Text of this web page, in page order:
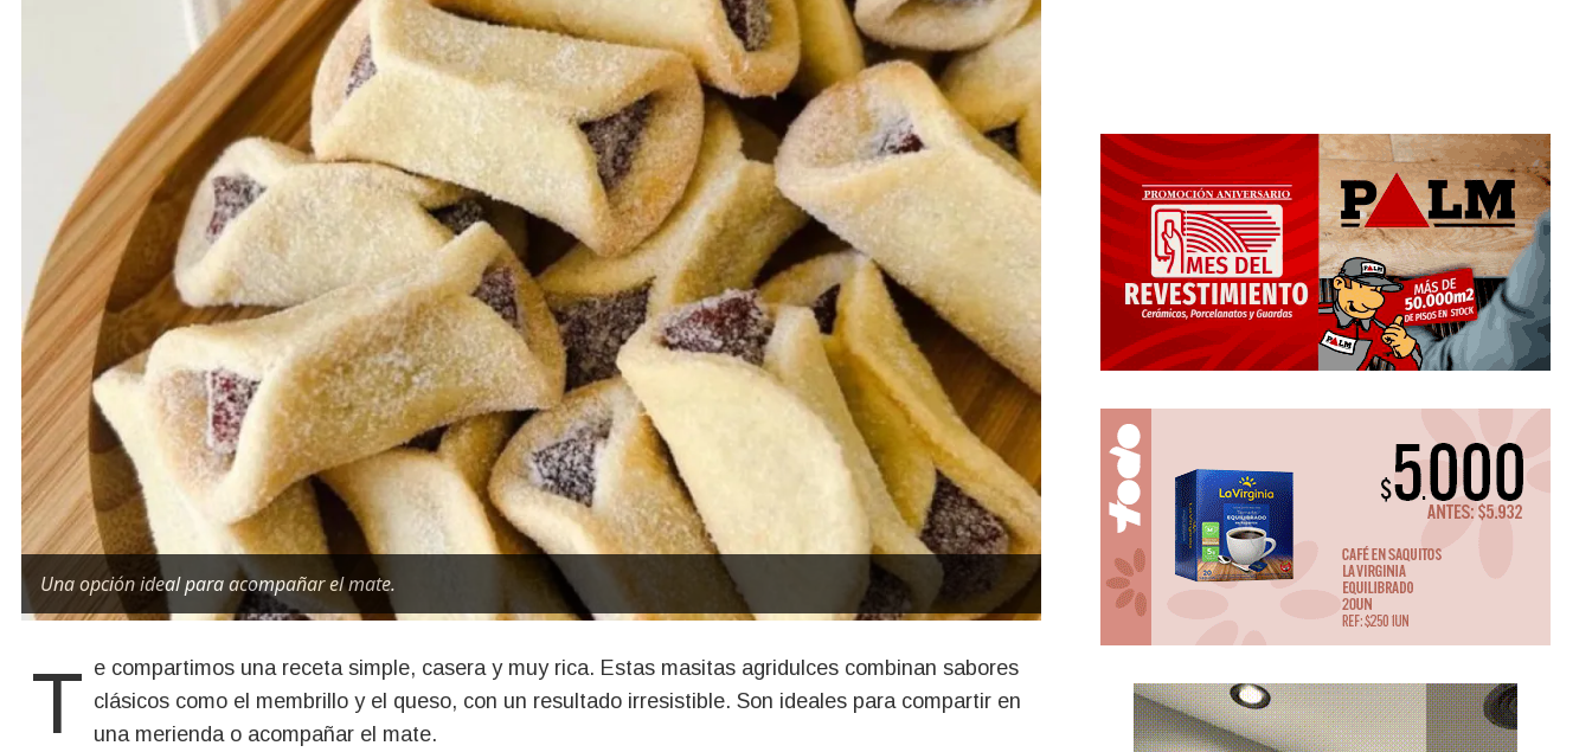
Una opción ideal para acompañar el mate.
Te compartimos una receta simple, casera y muy rica. Estas masitas agridulces combinan sabores clásicos como el membrillo y el queso, con un resultado irresistible. Son ideales para compartir en
una merienda o acompañar el mate.